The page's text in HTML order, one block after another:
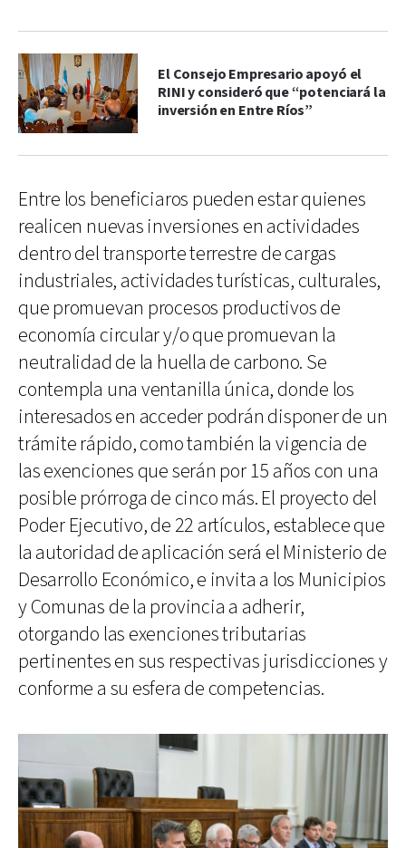
El Consejo Empresario apoyó el
RINI y consideró que “potenciará la
inversión en Entre Ríos”
Entre los beneficiaros pueden estar quienes
realicen nuevas inversiones en actividades
dentro del transporte terrestre de cargas
industriales, actividades turísticas, culturales,
que promuevan procesos productivos de
economía circular y/o que promuevan la
neutralidad de la huella de carbono. Se
contempla una ventanilla única, donde los
interesados en acceder podrán disponer de un
trámite rápido, como también la vigencia de
las exenciones que serán por 15 años con una
posible prórroga de cinco más. El proyecto del
Poder Ejecutivo, de 22 artículos, establece que
la autoridad de aplicación será el Ministerio de
Desarrollo Económico, e invita a los Municipios
y Comunas de la provincia a adherir,
otorgando las exenciones tributarias
pertinentes en sus respectivas jurisdicciones y
conforme a su esfera de competencias.